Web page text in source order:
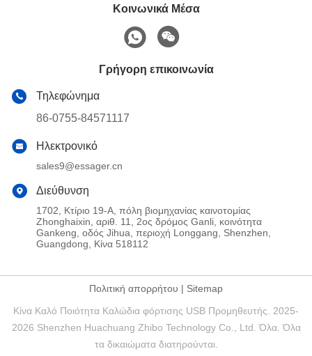
Κοινωνικά Μέσα
Γρήγορη επικοινωνία
Τηλεφώνημα
86-0755-84571117
Ηλεκτρονικό
sales9@essager.cn
Διεύθυνση
1702, Κτίριο 19-Α, πόλη βιομηχανίας καινοτομίας
Zhonghaixin, αριθ. 11, 2ος δρόμος Ganli, κοινότητα
Gankeng, οδός Jihua, περιοχή Longgang, Shenzhen,
Guangdong, Κίνα 518112
Πολιτική απορρήτου | Sitemap
Κίνα Καλό Ποιότητα Καλώδια φόρτισης USB Προμηθευτής. 2025-
2026 Shenzhen Huachuang Zhibo Technology Co., Ltd. Όλα. Όλα
τα δικαιώματα διατηρούνται.